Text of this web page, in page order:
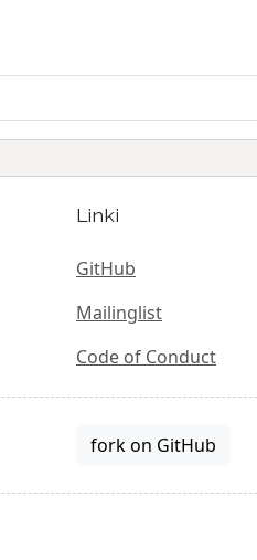
Linki
GitHub
Mailinglist
Code of Conduct
fork on GitHub